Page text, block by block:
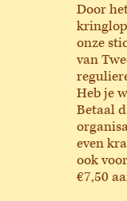
Door
onze
van
Heb je
Betaal
even
ook
€7,50